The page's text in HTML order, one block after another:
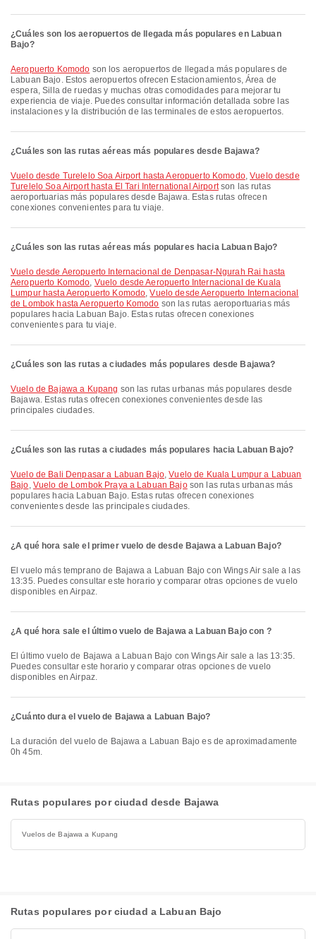
¿Cuáles son los aeropuertos de llegada más populares en Labuan
Bajo?
Aeropuerto Komodo son los aeropuertos de llegada más populares de
Labuan Bajo. Estos aeropuertos ofrecen Estacionamientos, Área de
espera, Silla de ruedas y muchas otras comodidades para mejorar tu
experiencia de viaje. Puedes consultar información detallada sobre las
instalaciones y la distribución de las terminales de estos aeropuertos.
¿Cuáles son las rutas aéreas más populares desde Bajawa?
Vuelo desde Turelelo Soa Airport hasta Aeropuerto Komodo,Vuelo desde
Turelelo Soa Airport hasta El Tari International Airportson las rutas
aeroportuarias más populares desde Bajawa. Estas rutas ofrecen
conexiones convenientes para tu viaje.
¿Cuáles son las rutas aéreas más populares hacia Labuan Bajo?
Vuelo desde Aeropuerto Internacional de Denpasar-Ngurah Rai hasta
Aeropuerto Komodo, Vuelo desde Aeropuerto Internacional de Kuala
Lumpur hasta Aeropuerto Komodo,Vuelo desde Aeropuerto Internacional
de Lombok hasta Aeropuerto Komodo son las rutas aeroportuarias más
populares hacia Labuan Bajo. Estas rutas ofrecen conexiones
convenientes para tu viaje.
¿Cuáles son las rutas a ciudades más populares desde Bajawa?
Vuelo de Bajawa a Kupang son las rutas urbanas más populares desde
Bajawa. Estas rutas ofrecen conexiones convenientes desde las
principales ciudades.
¿Cuáles son las rutas a ciudades más populares hacia Labuan Bajo?
Vuelo de Bali Denpasar a Labuan Bajo,Vuelo de Kuala Lumpur a Labuan
Bajo, Vuelo de Lombok Praya a Labuan Bajoson las rutas urbanas más
populares hacia Labuan Bajo. Estas rutas ofrecen conexiones
convenientes desde las principales ciudades.
¿A qué hora sale el primer vuelo de desde Bajawa a Labuan Bajo?
El vuelo más temprano de Bajawa a Labuan Bajo con Wings Air sale a las
13:35. Puedes consultar este horario y comparar otras opciones de vuelo
disponibles en Airpaz.
¿A qué hora sale el último vuelo de Bajawa a Labuan Bajo con ?
El último vuelo de Bajawa a Labuan Bajo con Wings Air sale a las 13:35.
Puedes consultar este horario y comparar otras opciones de vuelo
disponibles en Airpaz.
¿Cuánto dura el vuelo de Bajawa a Labuan Bajo?
La duración del vuelo de Bajawa a Labuan Bajo es de aproximadamente
0h 45m.
Rutas populares por ciudad desde Bajawa
Vuelos de Bajawa a Kupang
Rutas populares por ciudad a Labuan Bajo